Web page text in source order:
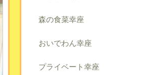
森の食菜幸座
おいでわん幸座
プライベート幸座